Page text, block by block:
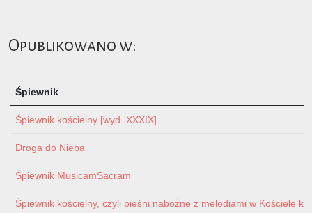
Opublikowano w:
Śpiewnik
Śpiewnik kościelny [wyd. XXXIX]
Droga do Nieba
Śpiewnik MusicamSacram
Śpiewnik kościelny, czyli pieśni nabożne z melodiami w Kościele